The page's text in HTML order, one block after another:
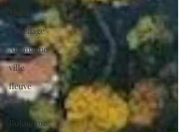
Métier
jumellage
Allemagne
ville
fleuve
port
Botanique